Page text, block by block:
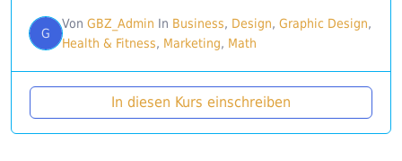
G
Von GBZ_Admin In Business, Design, Graphic Design,
Health & Fitness, Marketing, Math
In diesen Kurs einschreiben